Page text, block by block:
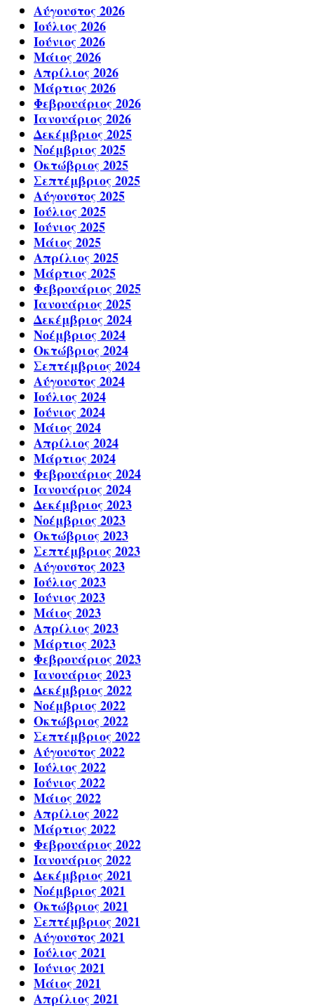
Αύγουστος 2026
Ιούλιος 2026
Ιούνιος 2026
Μάιος 2026
Απρίλιος 2026
Μάρτιος 2026
Φεβρουάριος 2026
Ιανουάριος 2026
Δεκέμβριος 2025
Νοέμβριος 2025
Οκτώβριος 2025
Σεπτέμβριος 2025
Αύγουστος 2025
Ιούλιος 2025
Ιούνιος 2025
Μάιος 2025
Απρίλιος 2025
Μάρτιος 2025
Φεβρουάριος 2025
Ιανουάριος 2025
Δεκέμβριος 2024
Νοέμβριος 2024
Οκτώβριος 2024
Σεπτέμβριος 2024
Αύγουστος 2024
Ιούλιος 2024
Ιούνιος 2024
Μάιος 2024
Απρίλιος 2024
Μάρτιος 2024
Φεβρουάριος 2024
Ιανουάριος 2024
Δεκέμβριος 2023
Νοέμβριος 2023
Οκτώβριος 2023
Σεπτέμβριος 2023
Αύγουστος 2023
Ιούλιος 2023
Ιούνιος 2023
Μάιος 2023
Απρίλιος 2023
Μάρτιος 2023
Φεβρουάριος 2023
Ιανουάριος 2023
Δεκέμβριος 2022
Νοέμβριος 2022
Οκτώβριος 2022
Σεπτέμβριος 2022
Αύγουστος 2022
Ιούλιος 2022
Ιούνιος 2022
Μάιος 2022
Απρίλιος 2022
Μάρτιος 2022
Φεβρουάριος 2022
Ιανουάριος 2022
Δεκέμβριος 2021
Νοέμβριος 2021
Οκτώβριος 2021
Σεπτέμβριος 2021
Αύγουστος 2021
Ιούλιος 2021
Ιούνιος 2021
Μάιος 2021
Απρίλιος 2021